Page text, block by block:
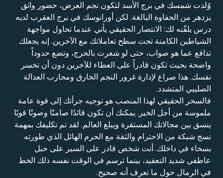
وُلدت شمسك في برج الأسد لتكون نجم العرض، حضور واثق
يزدهر من الحفاوة البالغة. لكن أورانوسك في برج العقرب لديه
درس يلقّنه لك: الانتصار الحقيقي يأتي عندما تحاول مواجهة
الشياطين الكامنة تحت سطح تعاملاتك مع الآخرين. إنه يجعلك
تدافع عما هو صواب، حتى لو شعرت بالحرج، وتضع حدوداً
واضحة بحيث تكون قادراً على العطاء للآخرين دون أن تخسر
نفسك. هذا صراع لإدارة غرور النجم الخارق ومحارب العدالة
الصليبي المتشدد.
فالسحر الحقيقي لهذا المنصب هو توجيه جرأتك إلى قوة عامة
ملموسة من أجل الخير. يمكنك أن تكون قائدًا صامتًا وصوتًا قويًا
ينسق بين مجالاتك المستقرة ويبلغ العالم. لقد تم تكليفك بمهمة
نسج شبكة من الاحترام والثقة مع الحزم الهائل الذي طورته
بسخاء في داخلك. أنت شخص قادر على السير على حبل
عاطفي شديد التعقيد، بينما ترسم في الوقت نفسه ذلك الخط
في الرمال حول ما تعرف أنه صحيح.